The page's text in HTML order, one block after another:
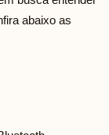
abaixo as